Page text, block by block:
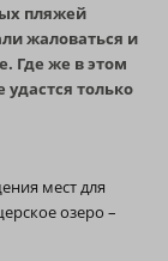
пляжей
жаловаться и
Где же в этом
удастся только
мест для
озеро –